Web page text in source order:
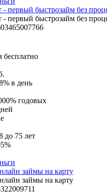
- первый быстрозайм без
- первый быстрозайм без
в день
годовых
до 75 лет
займы на карту
займы на карту